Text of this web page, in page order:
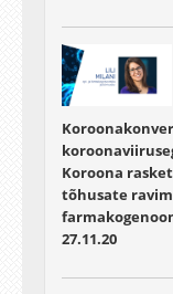
Koroona
tõhusate
27.11.20